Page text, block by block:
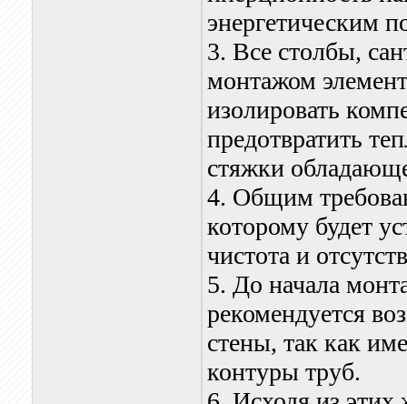
энергетическим
3. Все столбы,
монтажом
изолировать
предотвратить
стяжки
4. Общим
которому будет
чистота и
5. До начала
рекомендуется
стены, так как
контуры труб.